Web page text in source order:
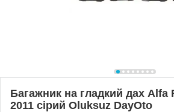
Багажник на гладкий дах Alfa
2011 сірий Oluksuz DayOto